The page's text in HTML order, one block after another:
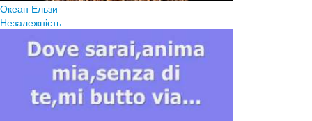
Океан Ельзи
Незалежність